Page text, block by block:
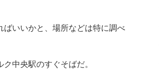
ばいいかと、場所などは特に調べ
中央駅のすぐそばだ。